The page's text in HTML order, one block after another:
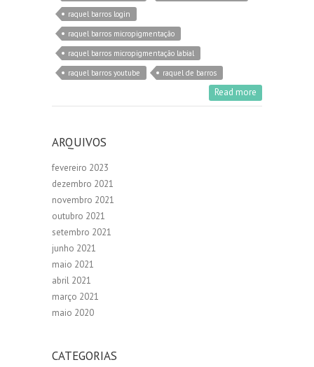
raquel barros login
raquel barros micropigmentação
raquel barros micropigmentação labial
raquel barros youtube
raquel de barros
Read more
ARQUIVOS
fevereiro 2023
dezembro 2021
novembro 2021
outubro 2021
setembro 2021
junho 2021
maio 2021
abril 2021
março 2021
maio 2020
CATEGORIAS